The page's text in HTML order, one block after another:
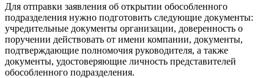
Для отправки заявления об открытии обособленного
подразделения нужно подготовить следующие документы:
учредительные документы организации, доверенность о
поручении действовать от имени компании, документы,
подтверждающие полномочия руководителя, а также
документы, удостоверяющие личность представителей
обособленного подразделения.